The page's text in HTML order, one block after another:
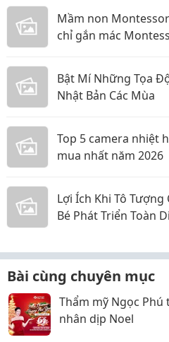
Mầm non
chỉ gắn mác
Bật Mí Những Tọa
Nhật Bản Các Mùa
Top 5 camera nhiệt
mua nhất năm 2026
Lợi Ích Khi Tô
Bé Phát Triển Toàn
Bài cùng chuyên mục
Thẩm mỹ Ngọc
nhân dịp Noel